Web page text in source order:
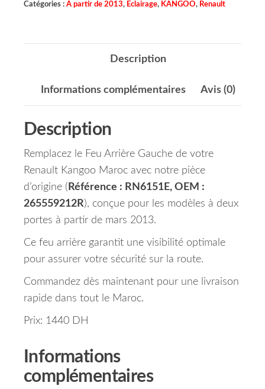
Catégories : A partir de 2013, Eclairage, KANGOO, Renault
Description
Informations complémentaires Avis (0)
Description
Remplacez le Feu Arrière Gauche de votre
Renault Kangoo Maroc avec notre pièce
d’origine ( Référence : RN6151E, OEM :
265559212R), conçue pour les modèles à deux
portes à partir de mars 2013.
Ce feu arrière garantit une visibilité optimale
pour assurer votre sécurité sur la route.
Commandez dès maintenant pour une livraison
rapide dans tout le Maroc.
Prix: 1440 DH
Informations
complémentaires